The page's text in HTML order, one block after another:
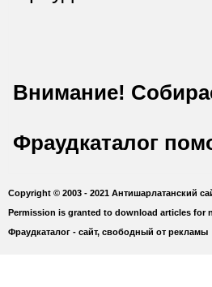
Внимание!
Фраудкаталог
Copyright © 2003 - 2021 Антишарлатанский
Permission is granted to download articles for
Фраудкаталог - сайт, свободный от рекламы